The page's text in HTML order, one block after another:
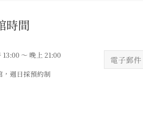
時間
～ 晚上 21:00
，週日採預約制